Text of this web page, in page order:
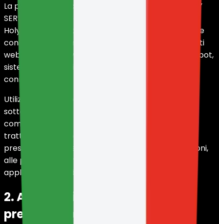
La presente Politica sulla Privacy illustra come HOLY
SERVERS LLC, operante commercialmente come
HolyHosting, raccoglie, utilizza, conserva, protegge e
condivide le informazioni personali relative ai suoi siti
web, pannelli, servizi di hosting, server, VPS, domini, bot,
sistemi di fatturazione, assistenza e altri servizi
connessi.
Utilizzando HolyHosting, creando un account,
sottoscrivendo un servizio, accedendo ai pannelli o
comunicando con il team, l'utente accetta il
trattamento dei propri dati conformemente alla
presente Politica sulla Privacy, ai Termini e Condizioni,
alle politiche di rimborso e alle altre politiche
applicabili disponibili su holy.gg/legal.
2. Ambito di applicazione della
presente Politica